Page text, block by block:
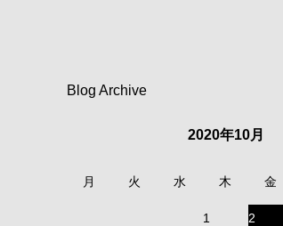
Blog Archive
2020年10月
月 火 水 木 金
1 2